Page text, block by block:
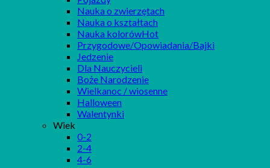
Nauka o zwierzętach
Nauka o kształtach
Nauka kolorów
Przygodowe/Opowiadania/Bajki
Jedzenie
Dla Nauczycieli
Boże Narodzenie
Wielkanoc / wiosenne
Halloween
Walentynki
Wiek
0-2
2-4
4-6